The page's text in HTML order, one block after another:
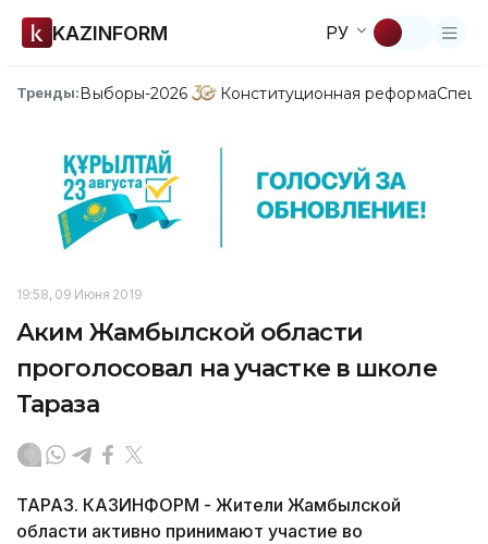
KAZINFORM РУ
Тренды:Выборы-2026 Конституционная реформа
19:58, 09 Июня 2019
Аким Жамбылской области
проголосовал на участке в школе
Тараза
ТАРАЗ. КАЗИНФОРМ - Жители Жамбылской
области активно принимают участие во